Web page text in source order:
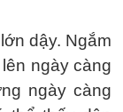
dậy. Ngắm
ngày càng
ngày càng